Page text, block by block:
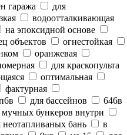
гаража
для
водоотталкивающая
на эпоксидной основе
объектов
огнестойкая
оранжевая
для краскопульта
оптимальная
фактурная
для бассейнов
646в
мучных бункеров внутри
неотапливаных бань
в